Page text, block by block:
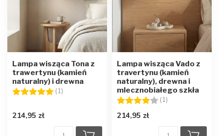
Lampa wisząca Tona z
trawertynu (kamień
naturalny) i drewna
Ocena:
(1) 5.0 na 5 gwiazdek
214,95 zł
Lampa wisząca Vado z
travertynu (kamień
naturalny), drewna i
mlecznobiałego szkła
Ocena:
(1)
214,95 zł